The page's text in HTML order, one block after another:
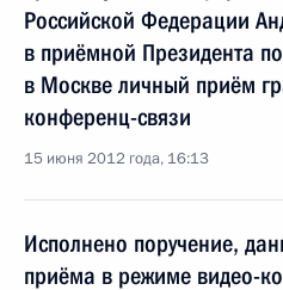
Российской Федерации
в приёмной Президента
в Москве личный приём
конференц-связи
15 июня 2012 года, 16:13
Исполнено поручение,
приёма в режиме видео-